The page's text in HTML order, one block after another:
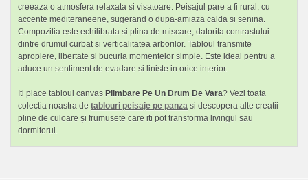
creeaza o atmosfera relaxata si visatoare. Peisajul pare a fi rural, cu
accente mediteraneene, sugerand o dupa-amiaza calda si senina.
Compozitia este echilibrata si plina de miscare, datorita contrastului
dintre drumul curbat si verticalitatea arborilor. Tabloul transmite
apropiere, libertate si bucuria momentelor simple. Este ideal pentru a
aduce un sentiment de evadare si liniste in orice interior.
Iti place tabloul canvas Plimbare Pe Un Drum De Vara? Vezi toata
colectia noastra de tablouri peisaje pe panza si descopera alte creatii
pline de culoare și frumusete care iti pot transforma livingul sau
dormitorul.